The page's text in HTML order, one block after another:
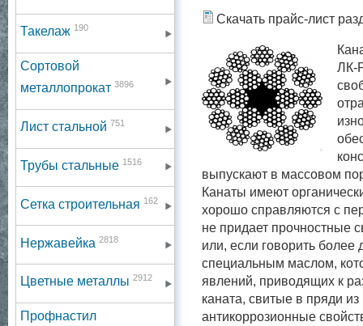
Такелаж 190
Сортовой
металлопрокат 3896
Лист стальной 751
Трубы стальные 1516
Сетка строительная 162
Нержавейка 2818
Цветные металлы 2912
Профнастил
Скачать прайс-лист
ЛК-
выпускают в массовом
Канаты имеют
хорошо справляются с
не придает прочностные
или, если говорить
специальным маслом,
явлений, приводящих к
каната, свитые в пряди
антикоррозионные